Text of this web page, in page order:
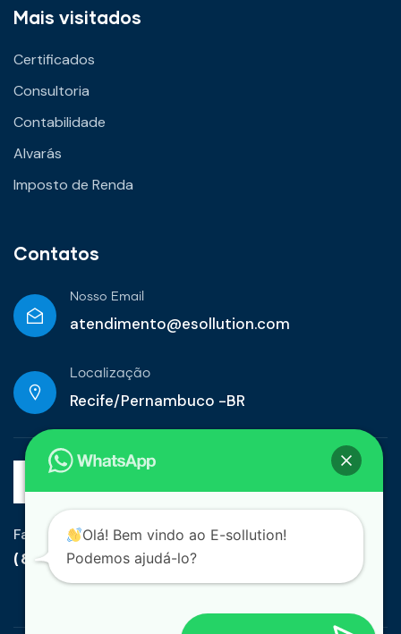
Mais visitados
Certificados
Consultoria
Contabilidade
Alvarás
Imposto de Renda
Contatos
Nosso Email
atendimento@esollution.com
Localização
Recife/Pernambuco -BR
Fale Conosco
(81) 99948-4055
Olá! Bem vindo ao E-sollution!
Podemos ajudá-lo?